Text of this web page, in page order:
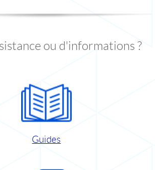
ou d'informations ?
Guides